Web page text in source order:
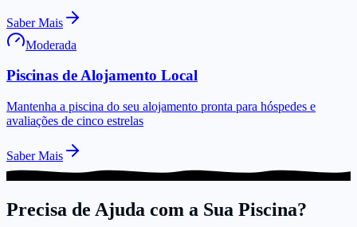
Saber Mais
Moderada
Piscinas de Alojamento Local
Mantenha a piscina do seu alojamento pronta para hóspedes e
avaliações de cinco estrelas
Saber Mais
Precisa de Ajuda com a Sua Piscina?